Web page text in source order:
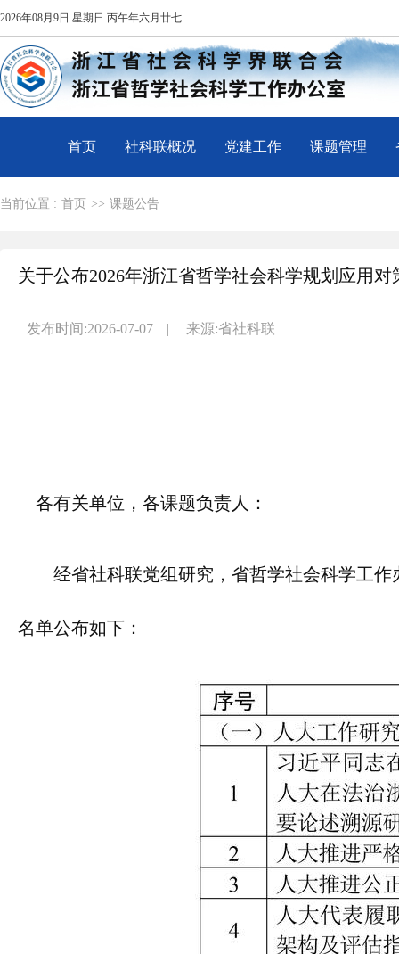
2026年08月9日 星期日 丙午年六月廿七
首页 社科联概况 党建工作 课题管理
当前位置 : 首页 >> 课题公告
关于公布2026年浙江省哲学社会科学规划应用
发布时间:2026-07-07 | 来源:省社科联
各有关单位，各课题负责人：
经省社科联党组研究，省哲学社会科学工
名单公布如下：